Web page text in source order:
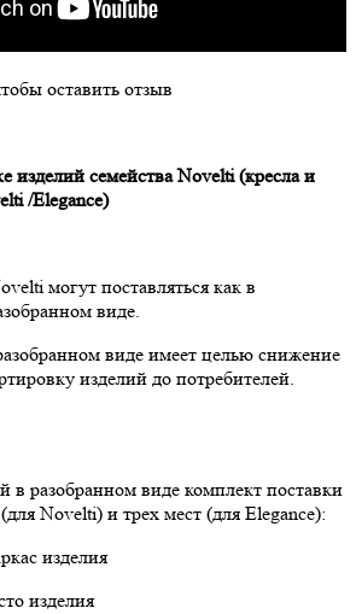
оставить отзыв
изделий семействаNovelti(кресла и
/Elegance)
могут поставляться как в
виде.
виде имеет целью снижение
изделий до потребителей.
в разобранном виде комплект поставки
Novelti) и трех мест (для Elegance):
изделия
изделия